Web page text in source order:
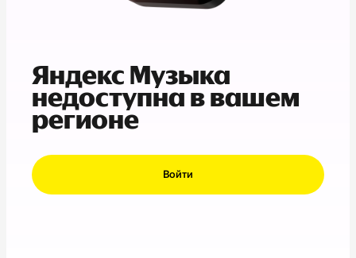
Яндекс Музыка
недоступна в вашем
регионе
Войти